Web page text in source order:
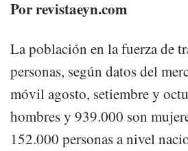
Por revistaeyn.com
La población en la fuerza de
personas, según datos del
móvil agosto, setiembre y
hombres y 939.000 son
152.000 personas a nivel